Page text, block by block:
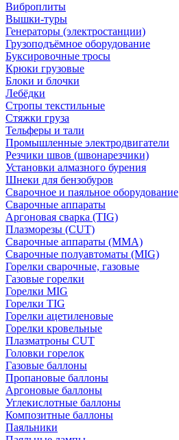
Виброплиты
Вышки-туры
Генераторы (электростанции)
Грузоподъёмное оборудование
Буксировочные тросы
Крюки грузовые
Блоки и блочки
Лебёдки
Стропы текстильные
Стяжки груза
Тельферы и тали
Промышленные электродвигатели
Резчики швов (швонарезчики)
Установки алмазного бурения
Шнеки для бензобуров
Сварочное и паяльное оборудование
Сварочные аппараты
Аргоновая сварка (TIG)
Плазморезы (CUT)
Сварочные аппараты (MMA)
Сварочные полуавтоматы (MIG)
Горелки сварочные, газовые
Газовые горелки
Горелки MIG
Горелки TIG
Горелки ацетиленовые
Горелки кровельные
Плазматроны CUT
Головки горелок
Газовые баллоны
Пропановые баллоны
Аргоновые баллоны
Углекислотные баллоны
Композитные баллоны
Паяльники